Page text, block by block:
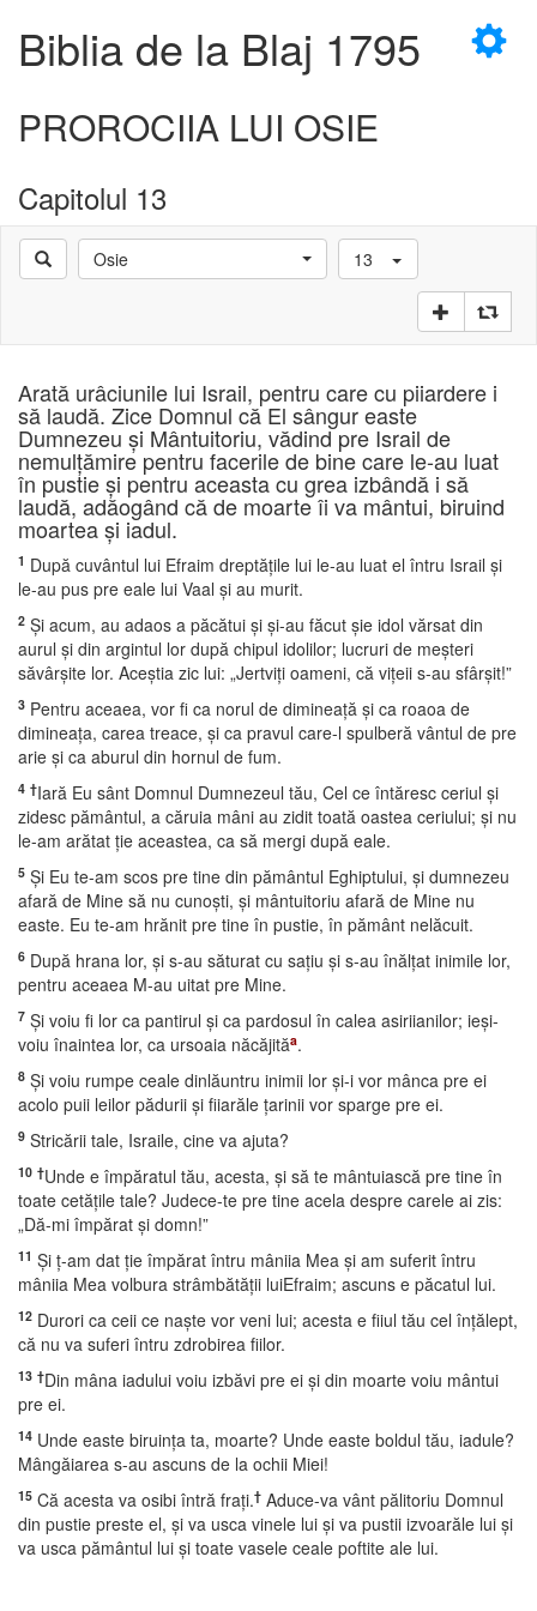
×
Biblia de la Blaj 1795
PROROCIIA LUI OSIE
Capitolul 13
Osie 13
Arată urâciunile lui Israil, pentru care cu piiardere i
să laudă. Zice Domnul că El sângur easte
Dumnezeu şi Mântuitoriu, vădind pre Israil de
nemulţămire pentru facerile de bine care le-au luat
în pustie şi pentru aceasta cu grea izbândă i să
laudă, adăogând că de moarte îi va mântui, biruind
moartea şi iadul.
1 După cuvântul lui Efraim dreptăţile lui le-au luat el întru Israil şi
le-au pus pre eale lui Vaal şi au murit.
2 Şi acum, au adaos a păcătui şi şi-au făcut şie idol vărsat din
aurul şi din argintul lor după chipul idolilor; lucruri de meşteri
săvârşite lor. Aceştia zic lui: „Jertviţi oameni, că viţeii s-au sfârşit!”
3 Pentru aceaea, vor fi ca norul de dimineaţă şi ca roaoa de
dimineaţa, carea treace, şi ca pravul care-l spulberă vântul de pre
arie şi ca aburul din hornul de fum.
4 †Iară Eu sânt Domnul Dumnezeul tău, Cel ce întăresc ceriul şi
zidesc pământul, a căruia mâni au zidit toată oastea ceriului; şi nu
le-am arătat ţie aceastea, ca să mergi după eale.
5 Şi Eu te-am scos pre tine din pământul Eghiptului, şi dumnezeu
afară de Mine să nu cunoşti, şi mântuitoriu afară de Mine nu
easte. Eu te-am hrănit pre tine în pustie, în pământ nelăcuit.
6 După hrana lor, şi s-au săturat cu saţiu şi s-au înălţat inimile lor,
pentru aceaea M-au uitat pre Mine.
7 Şi voiu fi lor ca pantirul şi ca pardosul în calea asiriianilor; ieşi-
voiu înaintea lor, ca ursoaia năcăjităa.
8 Şi voiu rumpe ceale dinlăuntru inimii lor şi-i vor mânca pre ei
acolo puii leilor pădurii şi fiiarăle ţarinii vor sparge pre ei.
9 Stricării tale, Israile, cine va ajuta?
10 †Unde e împăratul tău, acesta, şi să te mântuiască pre tine în
toate cetăţile tale? Judece-te pre tine acela despre carele ai zis:
„Dă-mi împărat şi domn!”
11 Şi ţ-am dat ţie împărat întru mâniia Mea şi am suferit întru
mâniia Mea volbura strâmbătăţii luiEfraim; ascuns e păcatul lui.
12 Durori ca ceii ce naşte vor veni lui; acesta e fiiul tău cel înţălept,
că nu va suferi întru zdrobirea fiilor.
13 †Din mâna iadului voiu izbăvi pre ei şi din moarte voiu mântui
pre ei.
14 Unde easte biruinţa ta, moarte? Unde easte boldul tău, iadule?
Mângăiarea s-au ascuns de la ochii Miei!
15 Că acesta va osibi întră fraţi.† Aduce-va vânt pălitoriu Domnul
din pustie preste el, şi va usca vinele lui şi va pustii izvoarăle lui şi
va usca pământul lui şi toate vasele ceale poftite ale lui.